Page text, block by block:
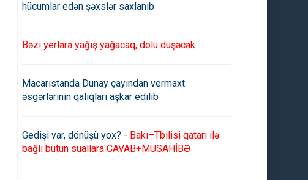
hücumlar edən şəxslər saxlanıb
Bəzi yerlərə yağış yağacaq, dolu düşəcək
Macarıstanda Dunay çayından vermaxt
əsgərlərinin qalıqları aşkar edilib
Gedişi var, dönüşü yox? - Bakı–Tbilisi qatarı ilə
bağlı bütün suallara CAVAB+MÜSAHİBƏ